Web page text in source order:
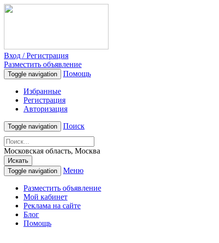
Вход / Регистрация
Разместить объявление
Toggle navigation Помощь
Избранные
Регистрация
Авторизация
Toggle navigation Поиск
Московская область, Москва
Искать
Toggle navigation
Меню
Разместить объявление
Мой кабинет
Реклама на сайте
Блог
Помощь